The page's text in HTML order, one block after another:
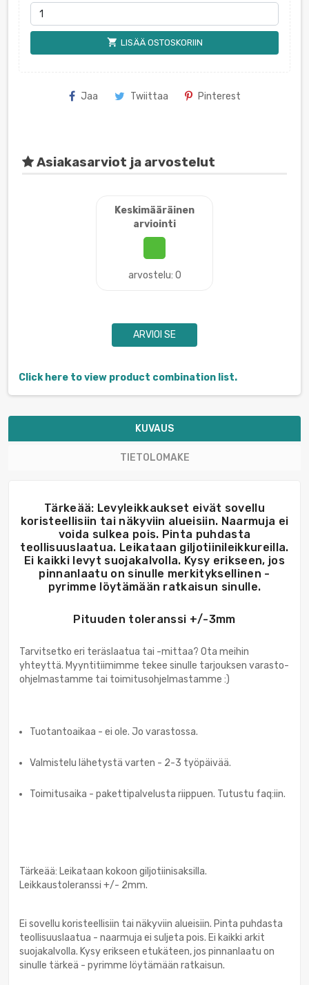
shopping_cart LISÄÄ OSTOSKORIIN
Jaa Twiittaa Pinterest
Asiakasarviot ja arvostelut
Keskimääräinen
arviointi
arvostelu: 0
ARVIOI SE
Click here to view product combination list.
KUVAUS
TIETOLOMAKE
Tärkeää: Levyleikkaukset eivät sovellu
koristeellisiin tai näkyviin alueisiin. Naarmuja ei
voida sulkea pois. Pinta puhdasta
teollisuuslaatua. Leikataan giljotiinileikkureilla.
Ei kaikki levyt suojakalvolla. Kysy erikseen, jos
pinnanlaatu on sinulle merkityksellinen -
pyrimme löytämään ratkaisun sinulle.
Pituuden toleranssi +/-3mm
Tarvitsetko eri teräslaatua tai -mittaa? Ota meihin
yhteyttä. Myyntitiimimme tekee sinulle tarjouksen varasto-
ohjelmastamme tai toimitusohjelmastamme :)
Tuotantoaikaa - ei ole. Jo varastossa.
Valmistelu lähetystä varten - 2-3 työpäivää.
Toimitusaika - pakettipalvelusta riippuen. Tutustu faq:iin.
Tärkeää: Leikataan kokoon giljotiinisaksilla.
Leikkaustoleranssi +/- 2mm.
Ei sovellu koristeellisiin tai näkyviin alueisiin. Pinta puhdasta
teollisuuslaatua - naarmuja ei suljeta pois. Ei kaikki arkit
suojakalvolla. Kysy erikseen etukäteen, jos pinnanlaatu on
sinulle tärkeä - pyrimme löytämään ratkaisun.